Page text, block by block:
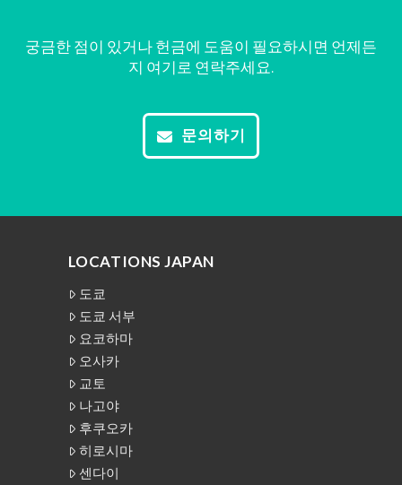
궁금한 점이 있거나 헌금에 도움이 필요하시면 언제든
지 여기로 연락주세요.
문의하기
LOCATIONS JAPAN
도쿄
도쿄 서부
요코하마
오사카
교토
나고야
후쿠오카
히로시마
센다이